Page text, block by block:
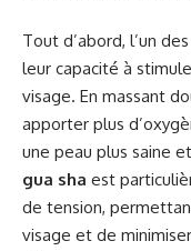
Tout d’abord, l’un
leur capacité à
visage. En massant
apporter plus
une peau plus saine
gua sha est
de tension,
visage et de